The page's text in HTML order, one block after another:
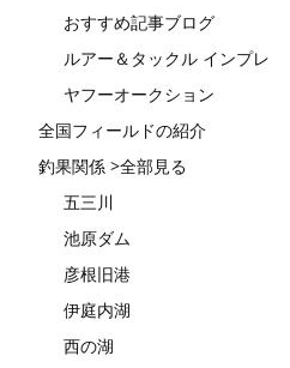
おすすめ記事ブログ
ルアー＆タックル インプレ
ヤフーオークション
全国フィールドの紹介
釣果関係 >全部見る
五三川
池原ダム
彦根旧港
伊庭内湖
西の湖